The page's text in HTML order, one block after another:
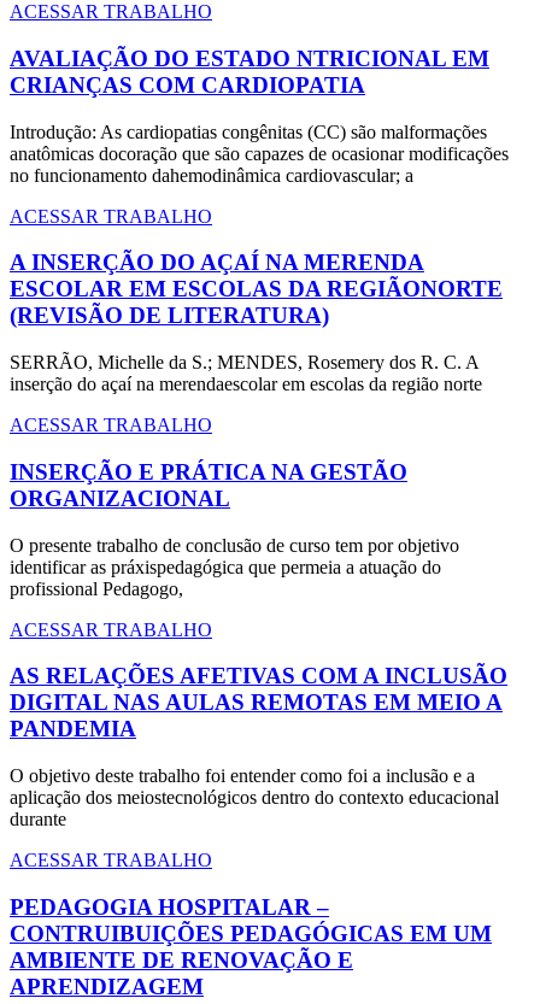
ACESSAR TRABALHO
AVALIAÇÃO DO ESTADO NTRICIONAL EM
CRIANÇAS COM CARDIOPATIA
Introdução: As cardiopatias congênitas (CC) são malformações
anatômicas docoração que são capazes de ocasionar modificações
no funcionamento dahemodinâmica cardiovascular; a
ACESSAR TRABALHO
A INSERÇÃO DO AÇAÍ NA MERENDA
ESCOLAR EM ESCOLAS DA REGIÃONORTE
(REVISÃO DE LITERATURA)
SERRÃO, Michelle da S.; MENDES, Rosemery dos R. C. A
inserção do açaí na merendaescolar em escolas da região norte
ACESSAR TRABALHO
INSERÇÃO E PRÁTICA NA GESTÃO
ORGANIZACIONAL
O presente trabalho de conclusão de curso tem por objetivo
identificar as práxispedagógica que permeia a atuação do
profissional Pedagogo,
ACESSAR TRABALHO
AS RELAÇÕES AFETIVAS COM A INCLUSÃO
DIGITAL NAS AULAS REMOTAS EM MEIO A
PANDEMIA
O objetivo deste trabalho foi entender como foi a inclusão e a
aplicação dos meiostecnológicos dentro do contexto educacional
durante
ACESSAR TRABALHO
PEDAGOGIA HOSPITALAR –
CONTRUIBUIÇÕES PEDAGÓGICAS EM UM
AMBIENTE DE RENOVAÇÃO E
APRENDIZAGEM